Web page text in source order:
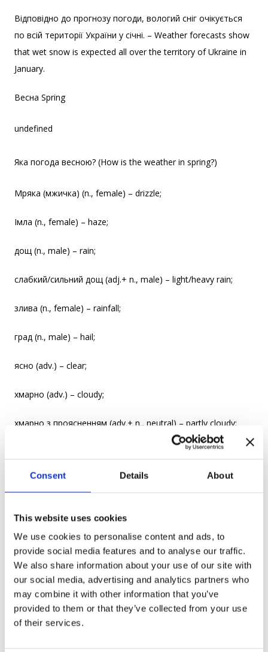
Consent Details About
This website uses cookies
We use cookies to personalise content and ads, to
provide social media features and to analyse our traffic.
We also share information about your use of our site with
our social media, advertising and analytics partners who
may combine it with other information that you’ve
provided to them or that they’ve collected from your use
of their services.
Відповідно до прогнозу погоди, вологий сніг очікується
по всій території України у січні. – Weather forecasts show
that wet snow is expected all over the territory of Ukraine in
January.
Весна Spring
undefined
Яка погода весною? (How is the weather in spring?)
Мряка (мжичка) (n., female) – drizzle;
Iмла (n., female) – haze;
дощ (n., male) – rain;
слабкий/сильний дощ (adj.+ n., male) – light/heavy rain;
злива (n., female) – rainfall;
град (n., male) – hail;
ясно (adv.) – clear;
хмарно (adv.) – cloudy;
хмарно з проясненням (adv.+ n., neutral) – partly cloudy;
E. g. У травні на північному заході України
northwest of Ukraine in May.
Більшу частину тижня йшов сильний дощ. – It had been
raining hard most of the week.
Сьогодні небо ясне, проте завтра буде помірно хмарно.
Також очікується легкий дощ. – The sky is clear today, but
tomorrow it will be partly cloudy. Light rain is also expected